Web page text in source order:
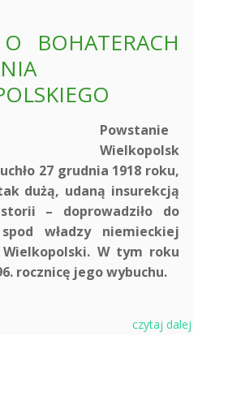
BOHATERACH
Powstanie
Wielkopolsk
27 grudnia 1918 roku,
dużą, udaną insurekcją
– doprowadziło do
władzy niemieckiej
Wielkopolski. W tym roku
rocznicę jego wybuchu.
czytaj dalej